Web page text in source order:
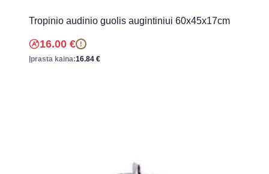
Tropinio audinio guolis augintiniui 60x45x17cm
16.00 € !
Įprasta kaina:16.84 €